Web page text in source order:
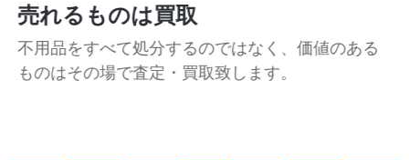
売れるものは買取
不用品をすべて処分するのではなく、価値のある
ものはその場で査定・買取致します。